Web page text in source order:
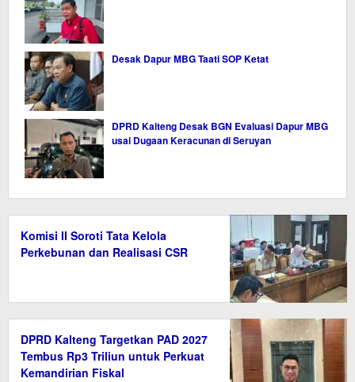
Desak Dapur MBG Taati SOP Ketat
DPRD Kalteng Desak BGN Evaluasi Dapur MBG
usai Dugaan Keracunan di Seruyan
Komisi II Soroti Tata Kelola
Perkebunan dan Realisasi CSR
DPRD Kalteng Targetkan PAD 2027
Tembus Rp3 Triliun untuk Perkuat
Kemandirian Fiskal